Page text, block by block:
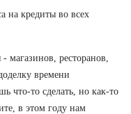
на кредиты во всех
магазинов, ресторанов,
времени
что-то сделать, но как-то
в этом году нам